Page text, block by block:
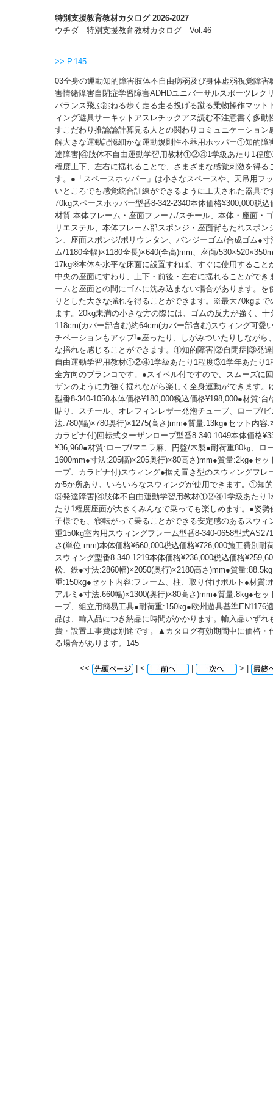
特別支援教育教材カタログ 2026-2027
ウチダ 特別支援教育教材カタログ Vol.46
>> P.145
03全身の運動知的障害肢体不自由病弱及び身体虚弱視覚障害
害情緒障害自閉症学習障害ADHDユニバーサルスポーツレク
バランス飛ぶ跳ねる歩く走る走る投げる蹴る乗物操作マット
ィング遊具サーキットアスレチックアス読む不注意書く多動
すこだわり推論論計算見る人との関わりコミュニケーション
解大きな運動記憶細かな運動規則性不器用ホッパー①知的
達障害|④肢体不自由運動学習用教材①②④1学級あたり1程
程度上下、左右に揺れることで、さまざまな感覚刺激を得る
す。●「スペースホッパー」は小さなスペースや、天吊用フ
いところでも感覚統合訓練ができるように工夫された器具で
70kgスペースホッパー型番8-342-2340本体価格¥300,000税込
材質:本体フレーム・座面フレーム/スチール、本体・座面・
リエステル、本体フレーム部スポンジ・座面背もたれスポン
ン、座面スポンジ/ポリウレタン、バンジーゴム/合成ゴム●
ム/1180全幅)×1180全長)×640(全高)mm、座面/
17kg※本体を水平な床面に設置すれば、すぐに使用するこ
中央の座面にすわり、上下・前後・左右に揺れることができ
ームと座面との間にゴムに沈み込まない場合があります。を
りとした大きな揺れを得ることができます。※最大70kgまで
ます。20kg未満の小さな方の際には、ゴムの反力が強く、十
118cm(カバー部含む)約64cm(カバー部含む)スウィング可愛
チベーションもアップ!●座ったり、しがみついたりしながら
な揺れを感じることができます。①知的障害|②自閉症|③発
自由運動学習用教材①②④1学級あたり1程度③1学年あたり1
全方向のブランコです。●スイベル付ですので、スムーズに
ザンのように力強く揺れながら楽しく全身運動ができます。
型番8-340-1050本体価格¥180,000税込価格¥198,000●材質:台
貼り、スチール、オレフィンレザー発泡チューブ、ロープ/
法:780(幅)×780奥行)×1275(高さ)mm●質量:13kg●セット内容:
カラビナ付)回転式ターザンロープ型番8-340-1049本体価格
¥36,960●材質:ロープ/マニラ麻、円盤/木製●耐荷重80㎏、ロ
1600mm●寸法:205幅)×205奥行)×80高さ)mm●質量:2kg●セッ
ープ、カラビナ付)スウィング●据え置き型のスウィングフレ
が5か所あり、いろいろなスウィングが使用できます。①知
③発達障害|④肢体不自由運動学習用教材①②④1学級あたり
たり1程度座面が大きくみんなで乗っても楽しめます。●姿勢
子様でも、寝転がって乗ることができる安定感のあるスウィ
重150kg室内用スウィングフレーム型番8-340-0658型式
さ(単位:mm)本体価格¥660,000税込価格¥726,000施工費別耐
スウィング型番8-340-1219本体価格¥236,000税込価格
松、鉄●寸法:2860幅)×2050(奥行)×2180高さ)mm●質量
重:150kg●セット内容:フレーム、柱、取り付けボルト●材質:
アルミ●寸法:660幅)×1300(奥行)×80高さ)mm●質量:8kg●セッ
ープ、組立用簡易工具●耐荷重:150kg●欧州遊具基準EN1176
品は、輸入品につき納品に時間がかかります。輸入品いずれ
費・設置工事費は別途です。▲カタログ有効期間中に価格・
る場合があります。145
<< | < | > |